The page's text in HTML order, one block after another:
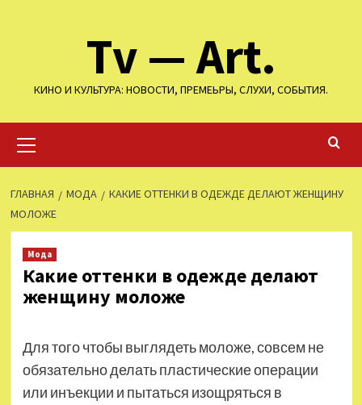
Tv — Art.
КИНО И КУЛЬТУРА: НОВОСТИ, ПРЕМЕЬРЫ, СЛУХИ, СОБЫТИЯ.
меню
ГЛАВНАЯ МОДА
КАКИЕ ОТТЕНКИ В ОДЕЖДЕ ДЕЛАЮТ ЖЕНЩИНУ
МОЛОЖЕ
Мода
Какие оттенки в одежде делают
женщину моложе
Для того чтобы выглядеть моложе, совсем не
обязательно делать пластические операции
или инъекции и пытаться изощряться в